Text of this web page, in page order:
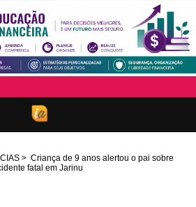
Criança de 9 anos alertou o pai sobre
fatal em Jarinu